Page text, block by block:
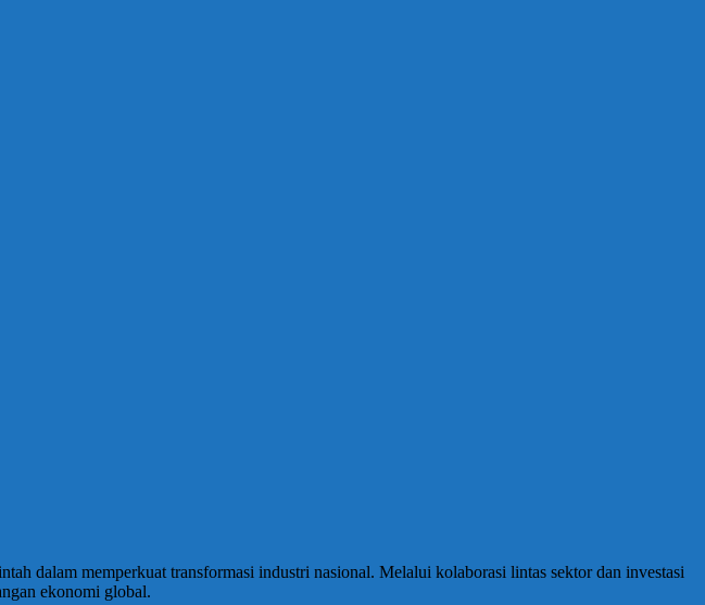
dalam memperkuat transformasi industri nasional. Melalui kolaborasi lintas sektor dan investasi
ekonomi global.